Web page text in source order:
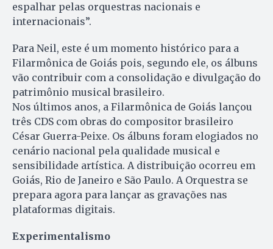
espalhar pelas orquestras nacionais e
internacionais”.
Para Neil, este é um momento histórico para a
Filarmônica de Goiás pois, segundo ele, os álbuns
vão contribuir com a consolidação e divulgação do
patrimônio musical brasileiro.
Nos últimos anos, a Filarmônica de Goiás lançou
três CDS com obras do compositor brasileiro
César Guerra-Peixe. Os álbuns foram elogiados no
cenário nacional pela qualidade musical e
sensibilidade artística. A distribuição ocorreu em
Goiás, Rio de Janeiro e São Paulo. A Orquestra se
prepara agora para lançar as gravações nas
plataformas digitais.
Experimentalismo